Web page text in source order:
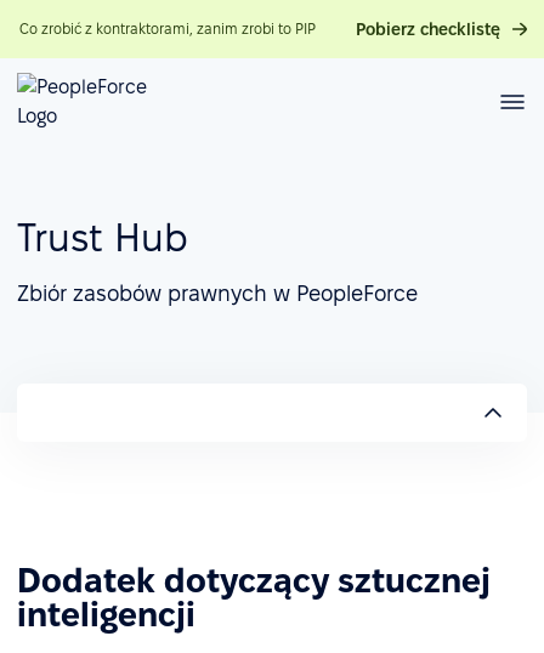
Co zrobić z kontraktorami, zanim zrobi to PIP Pobierz checklistę
Trust Hub
Zbiór zasobów prawnych w PeopleForce
Dodatek dotyczący sztucznej
inteligencji